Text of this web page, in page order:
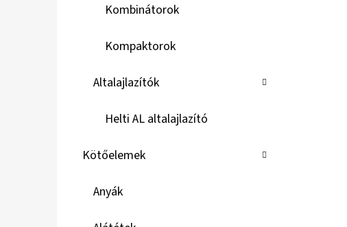
Kombinátorok
Kompaktorok
Altalajlazítók
Helti AL altalajlazító
Kötőelemek
Anyák